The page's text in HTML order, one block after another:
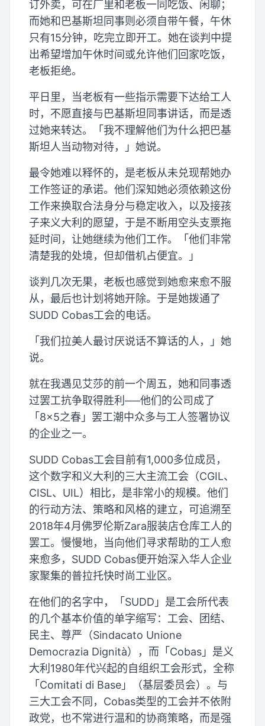
订外卖，可在厂里和老板一同吃饭、闲聊；
而她和巴基斯坦同事则必须自带午餐，午休
只有15分钟，吃完立即开工。她在谈判中提
出希望增加午休时间或允许他们回家吃饭，
老板拒绝。
平日里，当老板有一些指示需要下达给工人
时，不愿直接与巴基斯坦同事讲话，而是透
过她来转达。「我不理解他们为什么把巴基
斯坦人当动物对待，」她说。
最令她难以释怀的，是老板从未兑现帮她办
工作签证的承诺。他们深知她必须依赖这份
工作来换取合法身分与稳定收入，以及接孩
子来义大利的愿望，于是不断用空头支票拖
延时间，让她继续为他们工作。「他们非常
清楚我的处境，但却借机占便宜。」
谈判几次无果，老板也感觉到她愈来愈不服
从，最后也计划将她开除。于是她拨通了
SUDD Cobas工会的电话。
「我们拉美人最讨厌说话不算话的人，」她
说。
就在我遇见艾莎的前一个周五，她和同事透
过罢工抗争取得胜利──他们的公司成了
「8×5之春」罢工潮中众多与工人签署协议
的企业之一。
SUDD Cobas工会目前有1,000多位成员，
这个数字和义大利的三大主流工会（CGIL、
CISL、UIL）相比，是非常小的规模。他们
的行动方法、策略和风格的建立，可追溯至
2018年4月佛罗伦斯Zara服装店仓库工人的
罢工。慢慢地，当向他们寻求帮助的工人愈
来愈多，SUDD Cobas便开始深入华人企业
家聚集的普拉托快时尚工业区。
在他们的名字中，「SUDD」是工会所代表
的几个基本价值的单字缩写：工会、团结、
民主、尊严（Sindacato Unione
Democrazia Dignità），而「Cobas」是义
大利1980年代兴起的自组织工会形式，全称
「Comitati di Base」（基层委员会）。与
三大工会不同，Cobas类型的工会并不依附
政党，也不常进行温和的协商策略，而是强